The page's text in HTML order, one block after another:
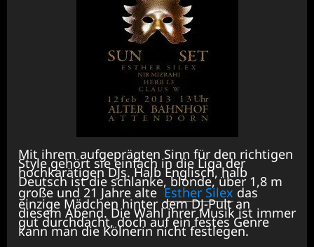
Mit ihrem aufgeprägten Sinn für den richtigen
Style gehört sie einfach in die Liga der
hochkarätigen DJs. Halb Englisch, halb
Deutsch ist die schlanke, blonde, über 1,8 m
große und 21 Jahre alteEsther Silex das
einzige Mädchen hinter dem DJ-Pult an
diesem Abend. Die Wahl ihrer Musik ist immer
gut durchdacht, doch auf ein festes Genre
kann man die Kölnerin nicht festlegen.